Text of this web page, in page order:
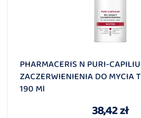
PHARMACERIS N PURI-
ZACZERWIENIENIA DO MYCIA
190 Ml
38,42 zł